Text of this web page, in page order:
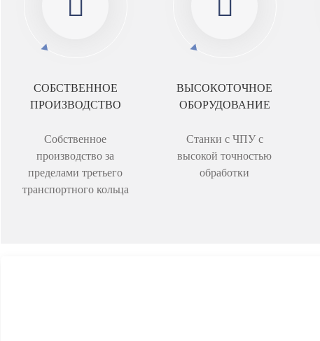
СОБСТВЕННОЕ
ПРОИЗВОДСТВО
Собственное
производство за
пределами третьего
транспортного кольца
ВЫСОКОТОЧНОЕ
ОБОРУДОВАНИЕ
Станки с ЧПУ с
высокой точностью
обработки